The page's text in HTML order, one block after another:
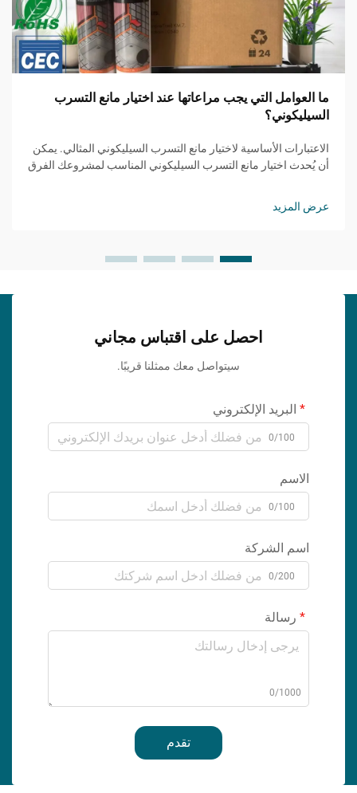
ما العوامل التي يجب مراعاتها عند اختيار مانع التسرب
السيليكوني؟
الاعتبارات الأساسية لاختيار مانع التسرب السيليكوني المثالي. يمكن
أن يُحدث اختيار مانع التسرب السيليكوني المناسب لمشروعك الفرق
عرض المزيد
احصل على اقتباس مجاني
سيتواصل معك ممثلنا قريبًا.
البريد الإلكتروني
0/100
الاسم
0/100
اسم الشركة
0/200
رسالة
0/1000
تقدم